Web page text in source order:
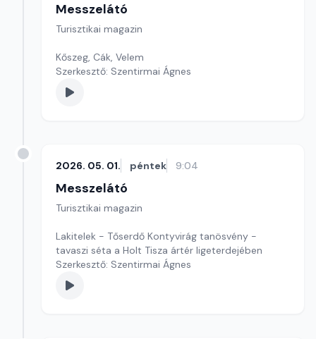
Messzelátó
Turisztikai magazin
Kőszeg, Cák, Velem
Szerkesztő: Szentirmai Ágnes
2026. 05. 01. péntek 9:04
Messzelátó
Turisztikai magazin
Lakitelek - Tőserdő Kontyvirág tanösvény -
tavaszi séta a Holt Tisza ártér ligeterdejében
Szerkesztő: Szentirmai Ágnes